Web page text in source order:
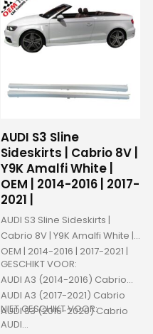
AUDI S3 Sline
Sideskirts | Cabrio 8V |
Y9K Amalfi White |
OEM | 2014-2016 | 2017-
2021 |
AUDI S3 Sline Sideskirts |
Cabrio 8V | Y9K Amalfi White |
OEM | 2014-2016 | 2017-2021 |
GESCHIKT VOOR:
AUDI A3 (2014-2016) Cabrio
AUDI A3 (2017-2021) Cabrio
AUDI S3 (2016-2020) Cabrio
NIET GESCHIKT VOOR:
AUDI…